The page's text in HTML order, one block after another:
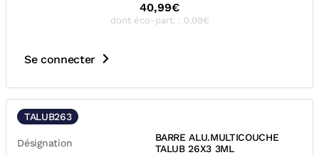
40,99€
dont éco-part. : 0,09€
Se connecter
TALUB263
Désignation
BARRE ALU.MULTICOUCHE
TALUB 26X3 3ML